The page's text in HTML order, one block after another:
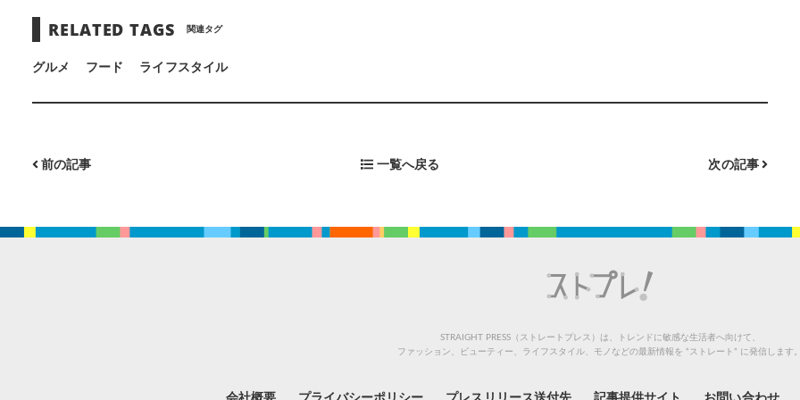
RELATED TAGS 関連タグ
グルメ フード ライフスタイル
前の記事 一覧へ戻る 次の記事
STRAIGHT PRESS（ストレートプレス）は、トレンドに敏感な生活者へ向けて、
ファッション、ビューティー、ライフスタイル、モノなどの最新情報を “ストレート” に発信します。